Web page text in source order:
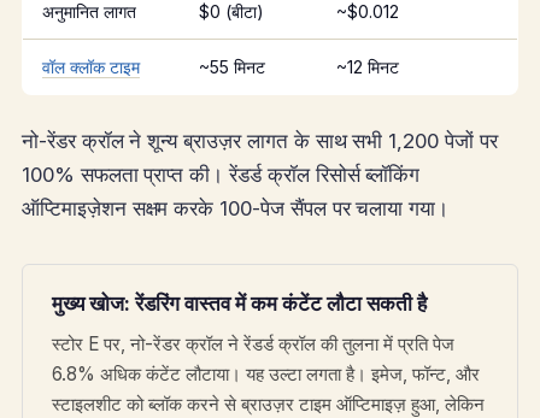
अनुमानित लागत $0 (बीटा) ~$0.012
वॉल क्लॉक टाइम ~55 मिनट ~12 मिनट
नो-रेंडर क्रॉल ने शून्य ब्राउज़र लागत के साथ सभी 1,200 पेजों पर
100% सफलता प्राप्त की। रेंडर्ड क्रॉल रिसोर्स ब्लॉकिंग
ऑप्टिमाइज़ेशन सक्षम करके 100-पेज सैंपल पर चलाया गया।
मुख्य खोज: रेंडरिंग वास्तव में कम कंटेंट लौटा सकती है
स्टोर E पर, नो-रेंडर क्रॉल ने रेंडर्ड क्रॉल की तुलना में प्रति पेज
6.8% अधिक कंटेंट लौटाया। यह उल्टा लगता है। इमेज, फॉन्ट, और
स्टाइलशीट को ब्लॉक करने से ब्राउज़र टाइम ऑप्टिमाइज़ हुआ, लेकिन